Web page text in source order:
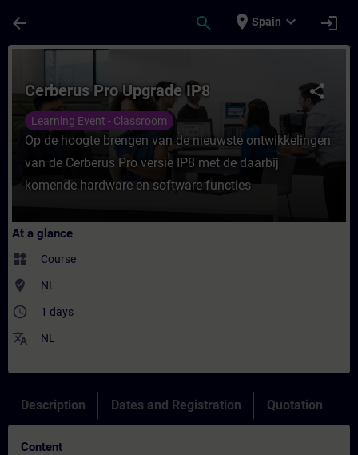
arrow_back search place Spain expand_more login
Course - Cerberus Pro Upgrade IP8 -
share
Cerberus Pro Upgrade IP8
Learning Event - Classroom
Op de hoogte brengen van de nieuwste ontwikkelingen
van de Cerberus Pro versie IP8 met de daarbij
komende hardware en software functies
At a glance
widgets Course
where_to_vote NL
access_time 1 days
translate NL
Description Dates and Registration Quotation
Content